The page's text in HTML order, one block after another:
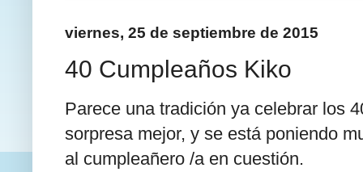
viernes, 25 de septiembre de 2015
40 Cumpleaños Kiko
Parece una tradición ya celebrar los
sorpresa mejor, y se está poniendo
al cumpleañero /a en cuestión.